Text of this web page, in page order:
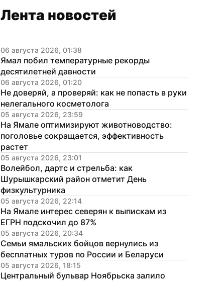
Лента новостей
06 августа 2026, 01:38
Ямал побил температурные рекорды
десятилетней давности
06 августа 2026, 01:20
Не доверяй, а проверяй: как не попасть в руки
нелегального косметолога
05 августа 2026, 23:59
На Ямале оптимизируют животноводство:
поголовье сокращается, эффективность
растет
05 августа 2026, 23:01
Волейбол, дартс и стрельба: как
Шурышкарский район отметит День
физкультурника
05 августа 2026, 22:14
На Ямале интерес северян к выпискам из
ЕГРН подскочил до 87%
05 августа 2026, 20:34
Семьи ямальских бойцов вернулись из
бесплатных туров по России и Беларуси
05 августа 2026, 18:15
Центральный бульвар Ноябрьска залило